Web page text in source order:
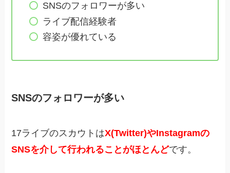
SNSのフォロワーが多い
ライブ配信経験者
容姿が優れている
SNSのフォロワーが多い
17ライブのスカウトはX(Twitter)やInstagramの
SNSを介して行われることがほとんどです。